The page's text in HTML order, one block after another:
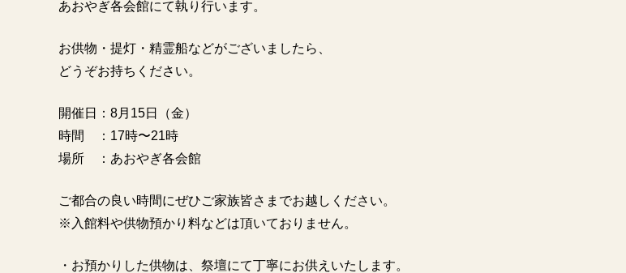
あおやぎ各会館にて執り行います。
お供物・提灯・精霊船などがございましたら、
どうぞお持ちください。
開催日：8月15日（金）
時間 ：17時〜21時
場所 ：あおやぎ各会館
ご都合の良い時間にぜひご家族皆さまでお越しください。
※入館料や供物預かり料などは頂いておりません。
・お預かりした供物は、祭壇にて丁寧にお供えいたします。